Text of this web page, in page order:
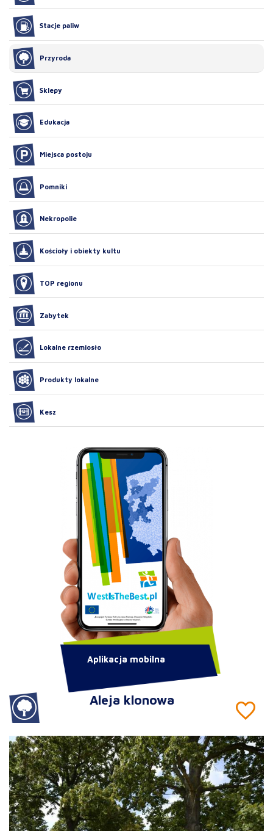
Aleja klonowa
Stacje paliw
Przyroda
Sklepy
Edukacja
Miejsca postoju
Pomniki
Nekropolie
Kościoły i obiekty kultu
TOP regionu
Zabytek
Lokalne rzemiosło
Produkty lokalne
Kesz
Aplikacja mobilna